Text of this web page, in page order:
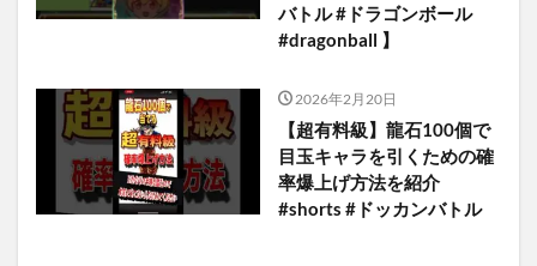
バトル #ドラゴンボール
#dragonball 】
2026年2月20日
【超有料級】龍石100個で
目玉キャラを引くための確
率爆上げ方法を紹介
#shorts #ドッカンバトル